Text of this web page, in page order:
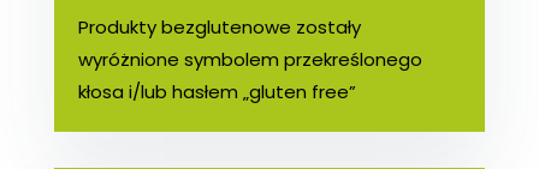
Produkty bezglutenowe zostały
wyróżnione symbolem przekreślonego
kłosa i/lub hasłem „gluten free”